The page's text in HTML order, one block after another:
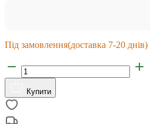
Під замовлення(доставка 7-20 днів)
Купити